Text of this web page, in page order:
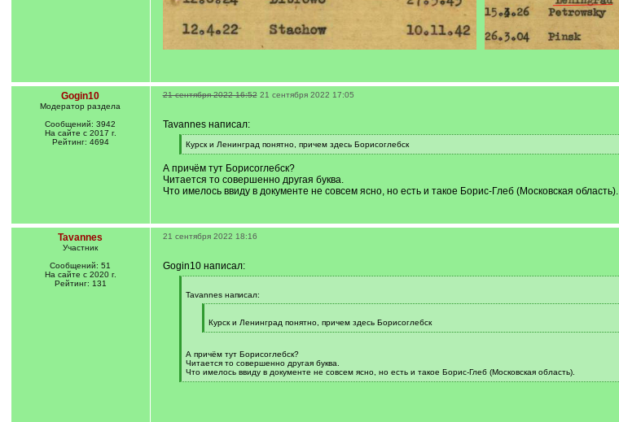
Gogin10
Модератор раздела
Сообщений: 3942
На сайте с 2017 г.
Рейтинг: 4694
21 сентября 2022 16:52 21 сентября 2022 17:05
Tavannes написал:
[
q
Курск и Ленинград понятно, причем здесь Борисоглебск
[
q
]
А причём тут Борисоглебск?
Читается то совершенно другая буква.
Что имелось ввиду в документе не совсем ясно, но есть и такое Борис-Глеб (Московская область).
Tavannes
Участник
Сообщений: 51
На сайте с 2020 г.
Рейтинг: 131
21 сентября 2022 18:16
Gogin10 написал:
q
Tavannes написал:
q
]
Курск и Ленинград понятно, причем здесь Борисоглебск
[
]
А причём тут Борисоглебск?
Читается то совершенно другая буква.
Что имелось ввиду в документе не совсем ясно, но есть и такое Борис-Глеб (Московская область).
[